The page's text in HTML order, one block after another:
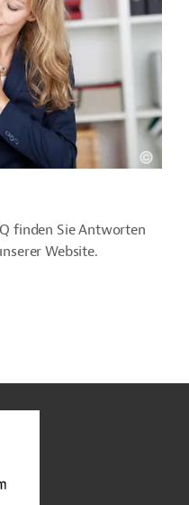
finden Sie Antworten
Website.